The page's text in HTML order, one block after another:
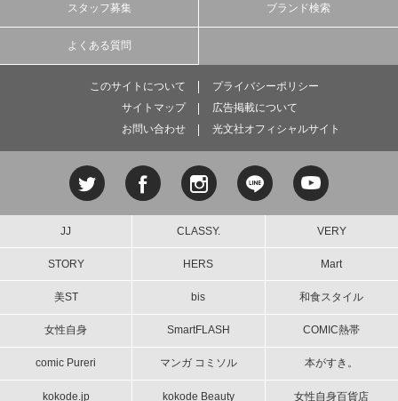
スタッフ募集 ブランド検索
よくある質問
このサイトについて
プライバシーポリシー
サイトマップ
広告掲載について
お問い合わせ
光文社オフィシャルサイト
JJ CLASSY. VERY
STORY HERS Mart
美ST bis 和食スタイル
女性自身 SmartFLASH COMIC熱帯
comic Pureri マンガ コミソル 本がすき。
kokode.jp kokode Beauty 女性自身百貨店